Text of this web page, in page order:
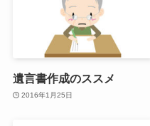
遺言書作成のススメ
2016年1月25日